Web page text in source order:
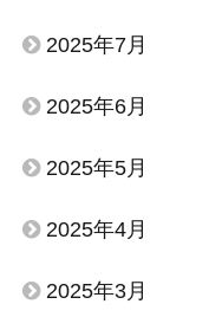
2025年7月
2025年6月
2025年5月
2025年4月
2025年3月